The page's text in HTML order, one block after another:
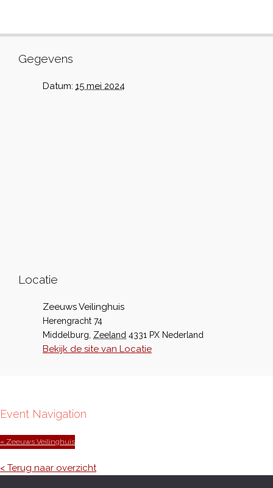
Gegevens
Datum: 15 mei 2024
Locatie
Zeeuws Veilinghuis
Herengracht 74
Middelburg Zeeland 4331 PX Nederland
Bekijk de site van Locatie
Event Navigation
« Zeeuws Veilinghuis
< Terug naar overzicht